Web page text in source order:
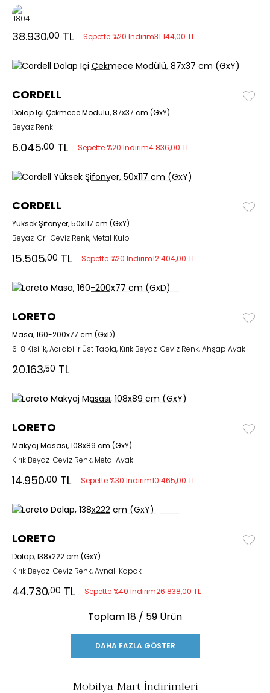
38.930,00 TL Sepette %20 İndirim31.144,00 TL
CORDELL
Dolap İçi Çekmece Modülü, 87x37 cm (GxY)
Beyaz Renk
6.045,00 TL Sepette %20 İndirim4.836,00 TL
CORDELL
Yüksek Şifonyer, 50x117 cm (GxY)
Beyaz-Gri-Ceviz Renk, Metal Kulp
15.505,00 TL Sepette %20 İndirim12.404,00 TL
LORETO
Masa, 160-200x77 cm (GxD)
6-8 Kişilik, Açılabilir Üst Tabla, Kırık Beyaz-Ceviz Renk, Ahşap Ayak
20.163,50 TL
LORETO
Makyaj Masası, 108x89 cm (GxY)
Kırık Beyaz-Ceviz Renk, Metal Ayak
14.950,00 TL Sepette %30 İndirim10.465,00 TL
LORETO
Dolap, 138x222 cm (GxY)
Kırık Beyaz-Ceviz Renk, Aynalı Kapak
44.730,00 TL Sepette %40 İndirim26.838,00 TL
Toplam18 / 59 Ürün
DAHA FAZLA GÖSTER
Mobilya Mart İndirimleri